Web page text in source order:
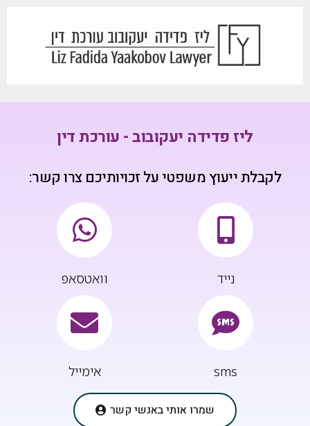
ליז פדידה יעקובוב - עורכת דין
לקבלת ייעוץ משפטי על זכויותיכם צרו קשר:
נייד וואטסאפ
sms אימייל
שמרו אותי באנשי קשר